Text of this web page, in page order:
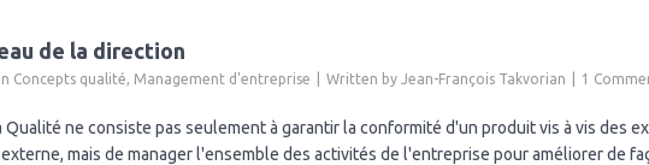
de la direction
Concepts qualité, Management d'entreprise Written by Jean-François Takvorian 1
Qualité ne consiste pas seulement à garantir la conformité d'un produit vis à vis des
mais de manager l'ensemble des activités de l'entreprise pour améliorer de